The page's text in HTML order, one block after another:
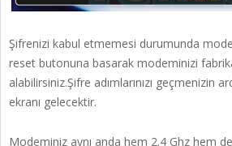
Şifrenizi kabul etmemesi durumunda
reset butonuna basarak modeminizi
alabilirsiniz.Şifre adımlarınızı geçmenizin
ekranı gelecektir.
Modeminiz aynı anda hem 2.4 Ghz hem